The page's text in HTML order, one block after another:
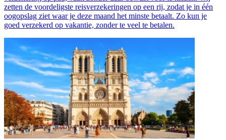
zetten de voordeligste reisverzekeringen op een rij, zodat je in één
oogopslag ziet waar je deze maand het minste betaalt. Zo kun je
goed verzekerd op vakantie, zonder te veel te betalen.